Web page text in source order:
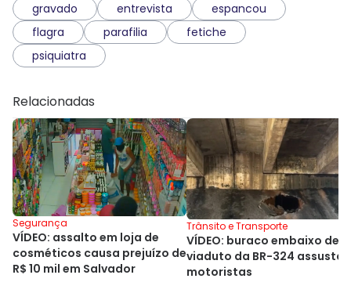
gravado
entrevista
espancou
flagra
parafilia
fetiche
psiquiatra
Relacionadas
Segurança
VÍDEO: assalto em loja de
cosméticos causa prejuízo de
R$ 10 mil em Salvador
Trânsito e Transporte
VÍDEO: buraco embaixo de
viaduto da BR-324 assusta
motoristas